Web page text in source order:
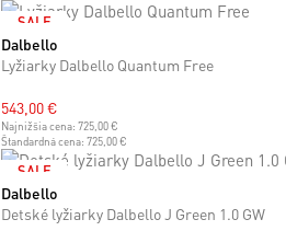
SALE
27 cm27.5 cm
Dalbello
Lyžiarky Dalbello Quantum Free
543,00 €
Najnižšia cena: 725,00 €
Štandardná cena: 725,00 €
SALE
KIDS
15 cm15.5 cm
Dalbello
Detské lyžiarky Dalbello J Green 1.0 GW